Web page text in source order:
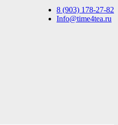
8 (903) 178-27-82
Info@time4tea.ru